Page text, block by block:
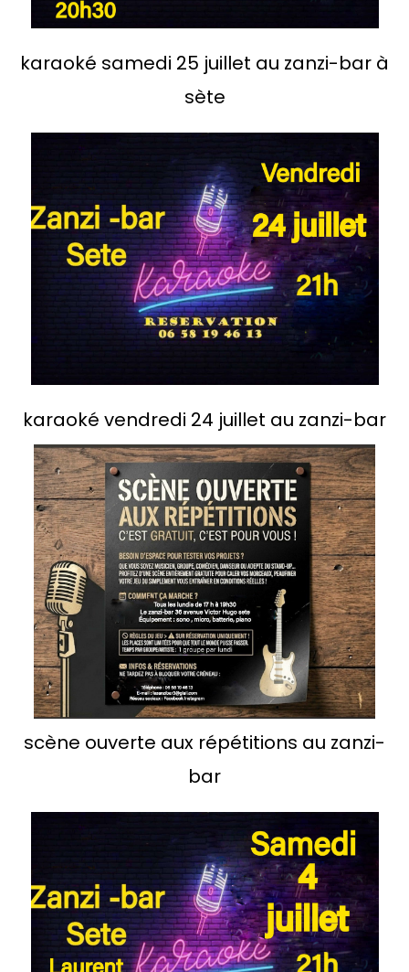
karaoké samedi 25 juillet au zanzi-bar à
sète
karaoké vendredi 24 juillet au zanzi-bar
scène ouverte aux répétitions au zanzi-
bar